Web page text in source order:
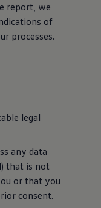
report, we
of
processes.
legal
any data
that is not
or that you
consent.